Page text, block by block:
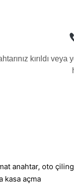
kırıldı
anahtar, oto
kasa açma